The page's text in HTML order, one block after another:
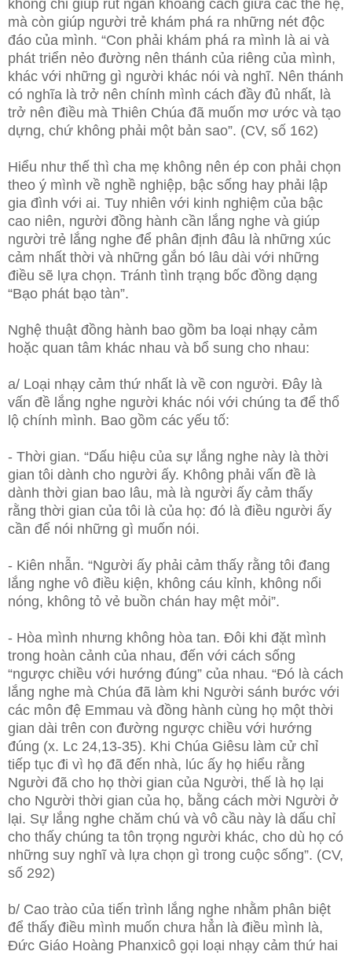
không chỉ giúp rút ngắn khoảng cách giữa các thế hệ,
mà còn giúp người trẻ khám phá ra những nét độc
đáo của mình. “Con phải khám phá ra mình là ai và
phát triển nẻo đường nên thánh của riêng của mình,
khác với những gì người khác nói và nghĩ. Nên thánh
có nghĩa là trở nên chính mình cách đầy đủ nhất, là
trở nên điều mà Thiên Chúa đã muốn mơ ước và tạo
dựng, chứ không phải một bản sao”. (CV, số 162)
Hiểu như thế thì cha mẹ không nên ép con phải chọn
theo ý mình về nghề nghiệp, bậc sống hay phải lập
gia đình với ai. Tuy nhiên với kinh nghiệm của bậc
cao niên, người đồng hành cần lắng nghe và giúp
người trẻ lắng nghe để phân định đâu là những xúc
cảm nhất thời và những gắn bó lâu dài với những
điều sẽ lựa chọn. Tránh tình trạng bốc đồng dạng
“Bạo phát bạo tàn”.
Nghệ thuật đồng hành bao gồm ba loại nhạy cảm
hoặc quan tâm khác nhau và bổ sung cho nhau:
a/ Loại nhạy cảm thứ nhất là về con người. Đây là
vấn đề lắng nghe người khác nói với chúng ta để thổ
lộ chính mình. Bao gồm các yếu tố:
- Thời gian. “Dấu hiệu của sự lắng nghe này là thời
gian tôi dành cho người ấy. Không phải vấn đề là
dành thời gian bao lâu, mà là người ấy cảm thấy
rằng thời gian của tôi là của họ: đó là điều người ấy
cần để nói những gì muốn nói.
- Kiên nhẫn. “Người ấy phải cảm thấy rằng tôi đang
lắng nghe vô điều kiện, không cáu kỉnh, không nổi
nóng, không tỏ vẻ buồn chán hay mệt mỏi”.
- Hòa mình nhưng không hòa tan. Đôi khi đặt mình
trong hoàn cảnh của nhau, đến với cách sống
“ngược chiều với hướng đúng” của nhau. “Đó là cách
lắng nghe mà Chúa đã làm khi Người sánh bước với
các môn đệ Emmau và đồng hành cùng họ một thời
gian dài trên con đường ngược chiều với hướng
đúng (x. Lc 24,13-35). Khi Chúa Giêsu làm cử chỉ
tiếp tục đi vì họ đã đến nhà, lúc ấy họ hiểu rằng
Người đã cho họ thời gian của Người, thế là họ lại
cho Người thời gian của họ, bằng cách mời Người ở
lại. Sự lắng nghe chăm chú và vô cầu này là dấu chỉ
cho thấy chúng ta tôn trọng người khác, cho dù họ có
những suy nghĩ và lựa chọn gì trong cuộc sống”. (CV,
số 292)
b/ Cao trào của tiến trình lắng nghe nhằm phân biệt
để thấy điều mình muốn chưa hẳn là điều mình là,
Đức Giáo Hoàng Phanxicô gọi loại nhạy cảm thứ hai